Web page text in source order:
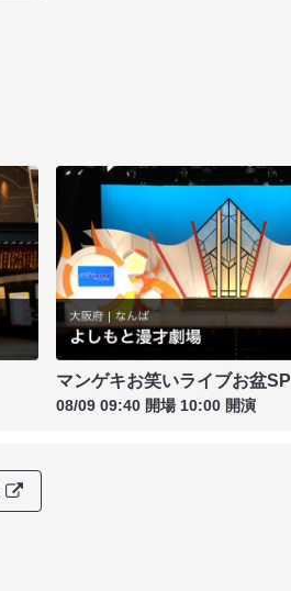
マンゲキお笑いライブお盆SP
08/09 09:40 開場 10:00 開演